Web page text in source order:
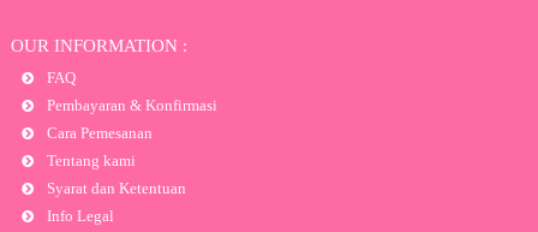
OUR INFORMATION :
FAQ
Pembayaran & Konfirmasi
Cara Pemesanan
Tentang kami
Syarat dan Ketentuan
Info Legal